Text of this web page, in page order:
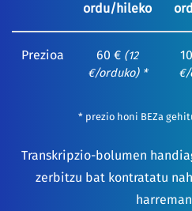
ordu/hileko
Prezioa 60 € (12
€/orduko) *
€/
* prezio honi BEZa
Transkripzio-bolumen
zerbitzu bat kontratatu